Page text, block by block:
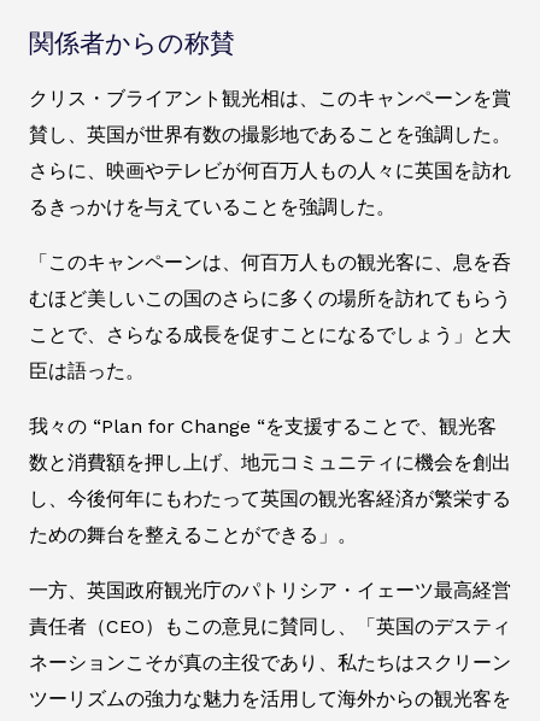
関係者からの称賛
クリス・ブライアント観光相は、このキャンペーンを賞
賛し、英国が世界有数の撮影地であることを強調した。
さらに、映画やテレビが何百万人もの人々に英国を訪れ
るきっかけを与えていることを強調した。
「このキャンペーンは、何百万人もの観光客に、息を呑
むほど美しいこの国のさらに多くの場所を訪れてもらう
ことで、さらなる成長を促すことになるでしょう」と大
臣は語った。
我々の “Plan for Change “を支援することで、観光客
数と消費額を押し上げ、地元コミュニティに機会を創出
し、今後何年にもわたって英国の観光客経済が繁栄する
ための舞台を整えることができる」。
一方、英国政府観光庁のパトリシア・イェーツ最高経営
責任者（CEO）もこの意見に賛同し、「英国のデスティ
ネーションこそが真の主役であり、私たちはスクリーン
ツーリズムの強力な魅力を活用して海外からの観光客を